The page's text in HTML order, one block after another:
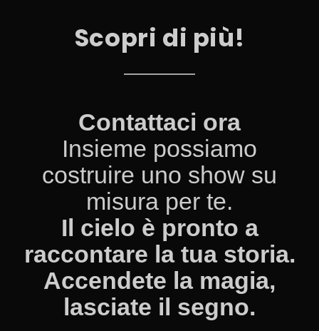
Scopri di più!
Contattaci ora
Insieme possiamo
costruire uno show su
misura per te.
Il cielo è pronto a
raccontare la tua storia.
Accendete la magia,
lasciate il segno.